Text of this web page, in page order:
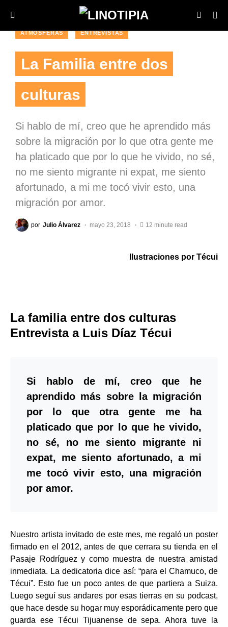
ATMÓSFERAS ENTREVISTAS
La Familia entre dos
culturas
Si hablo de mí, creo que he aprendido más
sobre la migración por lo que otra gente me
ha platicado que por lo que he vivido, no sé,
no me siento migrante ni expat, me siento
afortunado, a mi me tocó vivir esto, una
migración por amor.
por Julio Álvarez mayo 23, 2018 12 minute read
Ilustraciones por Técui
La familia entre dos culturas
Entrevista a Luis Díaz Técui
Si hablo de mí, creo que he
aprendido más sobre la migración
por lo que otra gente me ha
platicado que por lo que he vivido,
no sé, no me siento migrante ni
expat, me siento afortunado, a mi
me tocó vivir esto, una migración
por amor.
Nuestro artista invitado de este mes, me regaló un poster
firmado en el 2012, antes de que cerrara su tienda en el
Pasaje Rodríguez y como muestra de nuestra amistad
inmediata. La dedicatoria dice así: “para el Chamuco, de
Técui”. Esto fue un poco antes de que partiera a Suiza.
Luego seguí sus andares por esas tierras en su podcast,
que hace desde su hogar muy esporádicamente pero que
guarda ese Técui Tijuanense de sepa. Ahora tuve la